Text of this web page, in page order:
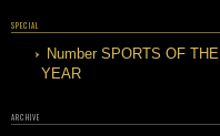
SPECIAL
Number SPORTS OF THE
YEAR
ARCHIVE